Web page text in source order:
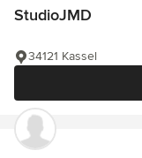
StudioJMD
34121 Kassel